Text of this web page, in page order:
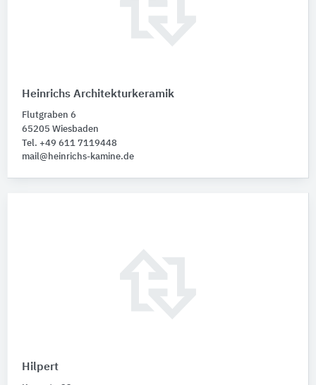
Heinrichs Architekturkeramik
Flutgraben 6
65205 Wiesbaden
Tel. +49 611 7119448
mail@heinrichs-kamine.de
Hilpert